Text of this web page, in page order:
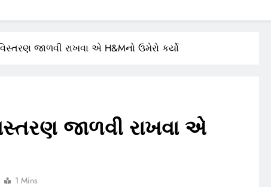
જાળવી રાખવા એ H&Mનો ઉમેરો કર્યો
જાળવી રાખવા એ
1 Mins